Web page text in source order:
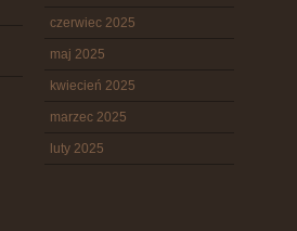
czerwiec 2025
maj 2025
kwiecień 2025
marzec 2025
luty 2025